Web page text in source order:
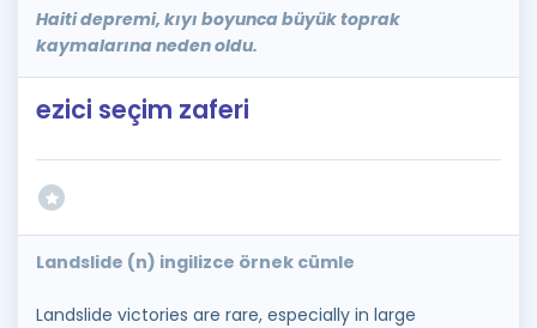
Haiti depremi, kıyı boyunca büyük toprak
kaymalarına neden oldu.
ezici seçim zaferi
Landslide (n) ingilizce örnek cümle
Landslide victories are rare, especially in large